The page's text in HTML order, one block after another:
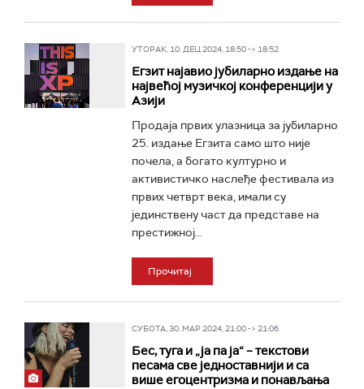
УТОРАК, 10. ДЕЦ 2024, 18:50 -> 18:52
Егзит најавио јубиларно издање на
највећој музичкој конференцији у
Азији
Продаја првих улазница за јубиларно
25. издање Егзита само што није
почела, а богато културно и
активистичко наслеђе фестивала из
првих четврт века, имали су
јединствену част да представе на
престижној...
Прочитај
СУБОТА, 30. МАР 2024, 21:00 -> 21:06
Бес, туга и „ја па ја“ – текстови
песама све једноставнији и са
више егоцентризма и понављања